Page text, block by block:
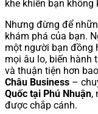
khe khiến bạn không
Nhưng đừng để
khám phá của bạn.
một người bạn đồng
mọi âu lo, biến hành
và thuận tiện hơn
Châu Business –
Quốc tại Phú Nhuận,
được chắp cánh.